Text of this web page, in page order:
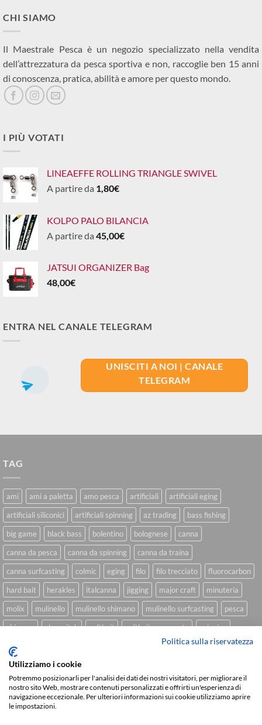
CHI SIAMO
Il Maestrale Pesca è un negozio specializzato nella vendita
dell’attrezzatura da pesca sportiva e non, raccoglie ben 15 anni
di conoscenza, pratica, abilità e amore per questo mondo.
I PIÙ VOTATI
LINEAEFFE ROLLING TRIANGLE SWIVEL
A partire da 1,80€
KOLPO PALO BILANCIA
A partire da 45,00€
JATSUI ORGANIZER Bag
48,00€
ENTRA NEL CANALE TELEGRAM
UNISCITI A NOI | CANALE
TELEGRAM
TAG
ami ami a paletta amo pesca artificiali
artificiali eging
artificiali siliconici
artificiali spinning az trading
bass fishing
big game
black bass bolentino bolognese
canna
canna da pesca
canna da spinning
canna da traina
canna surfcasting
colmic eging filo filo trecciato
fluorocarbon
hard bait
herakles italcanna jigging major craft
minuteria
molix
mulinello mulinello shimano mulinello surfcasting
pesca
shimano
slow pitch softbait softbait yamamoto
spinning
spinning inshore
trecciato trolling tubertini
Sviluppato daWe Blink Design
Politica sulla riservatezza
Utilizziamo i cookie
Potremmo posizionarli per l'analisi dei dati dei nostri visitatori, per migliorare il
nostro sito Web, mostrare contenuti personalizzati e offrirti un'esperienza di
navigazione eccezionale. Per ulteriori informazioni sui cookie utilizziamo aprire
le impostazioni.